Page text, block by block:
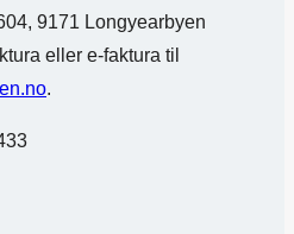
9171 Longyearbyen
eller e-faktura til
.